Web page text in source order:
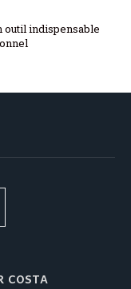
outil indispensable
COSTA